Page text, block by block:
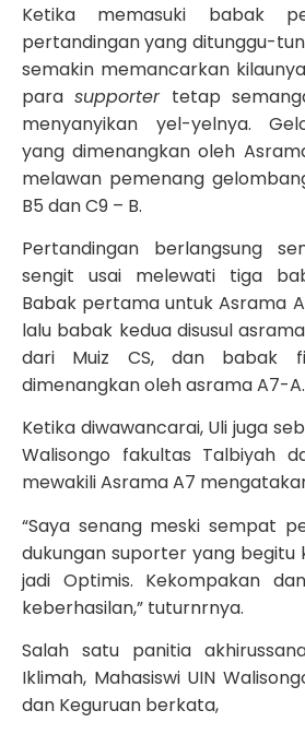
Ketika memasuki babak
pertandingan yang ditunggu-
semakin memancarkan
parasupportertetap
menyanyikan yel-yelnya.
yang dimenangkan oleh
melawan pemenang
B5 dan C9 – B.
Pertandingan berlangsung
sengit usai melewati tiga
Babak pertama untuk Asrama
lalu babak kedua disusul
dari Muiz CS, dan babak
dimenangkan oleh asrama A7-A.
Ketika diwawancarai, Uli juga
Walisongo fakultas Talbiyah
mewakili Asrama A7
“Saya senang meski sempat
dukungan suporter yang begitu
jadi Optimis. Kekompakan
keberhasilan,” tuturnrnya.
Salah satu panitia
Iklimah, Mahasiswi UIN
dan Keguruan berkata,